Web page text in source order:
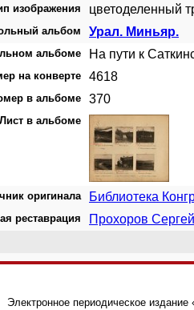
изображения цветоделенный
альбом Урал. Миньяр.
альбоме На пути к
на конверте 4618
в альбоме 370
Лист в альбоме
оригинала Библиотека
реставрация
Прохоров Сергей
Электронное периодическое